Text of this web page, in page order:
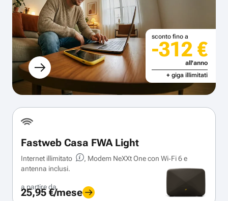
sconto fino a
-312 €
all'anno
+ giga illimitati
Fastweb Casa FWA Light
Internet illimitato
, Modem NeXXt One con Wi‑Fi 6 e
antenna inclusi.
a partire da
25,95 €/mese